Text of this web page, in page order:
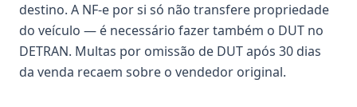
destino. A NF-e por si só não transfere propriedade
do veículo — é necessário fazer também o DUT no
DETRAN. Multas por omissão de DUT após 30 dias
da venda recaem sobre o vendedor original.